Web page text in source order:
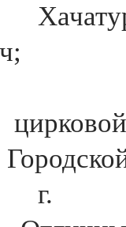
г.